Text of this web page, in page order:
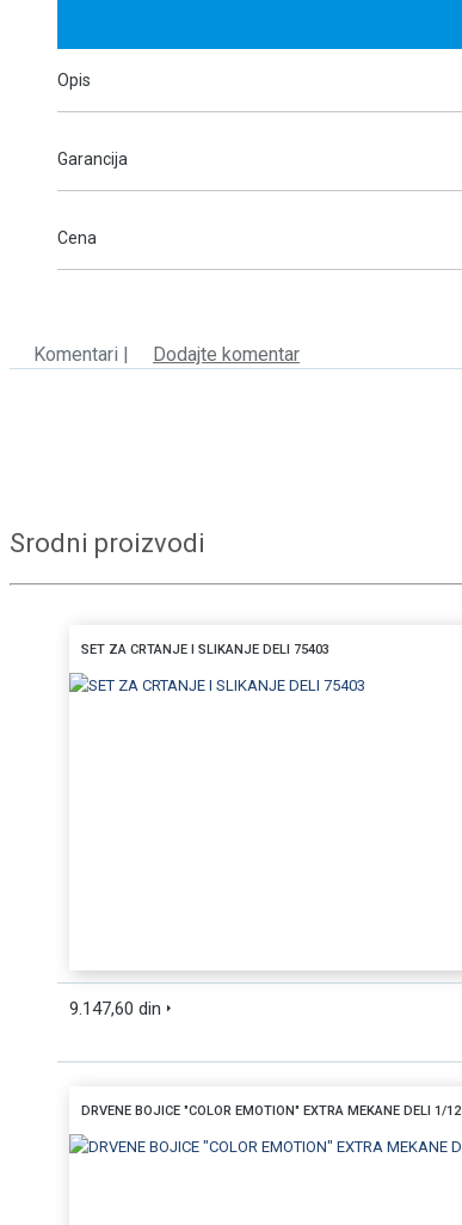
Opis
Garancija
Cena
Komentari | Dodajte komentar
Srodni proizvodi
SET ZA CRTANJE I SLIKANJE DELI 75403
9.147,60 din
DRVENE BOJICE "COLOR EMOTION" EXTRA MEKANE DELI 1/12